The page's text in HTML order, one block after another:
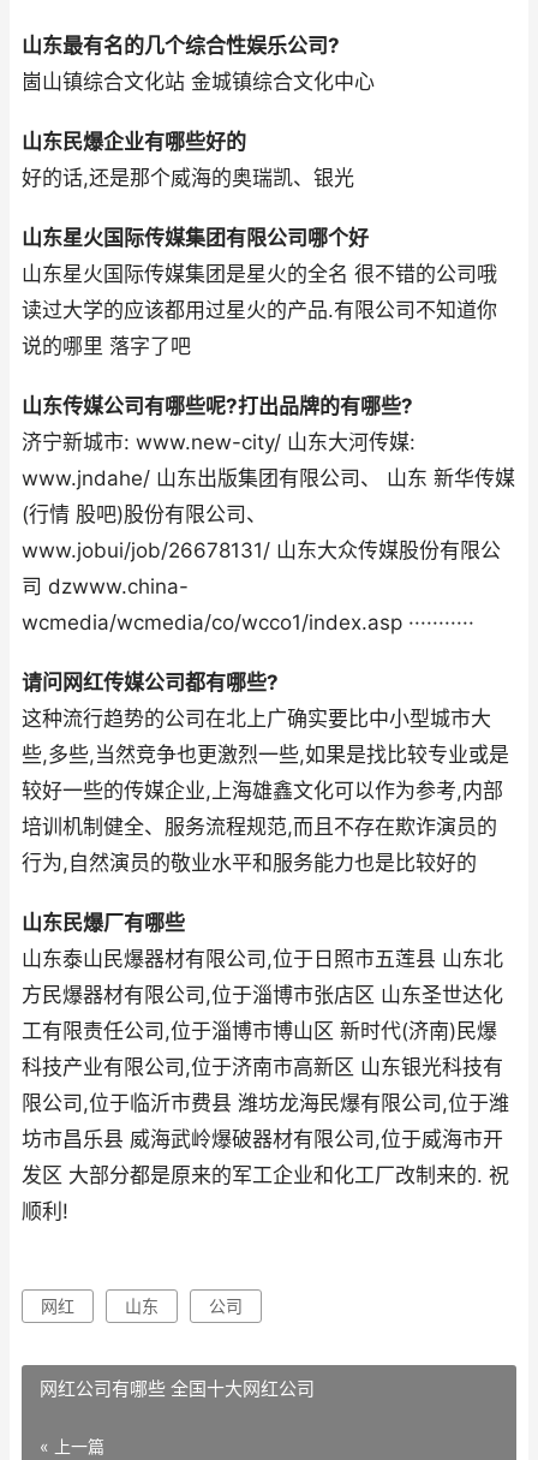
山东最有名的几个综合性娱乐公司?
崮山镇综合文化站 金城镇综合文化中心
山东民爆企业有哪些好的
好的话,还是那个威海的奥瑞凯、银光
山东星火国际传媒集团有限公司哪个好
山东星火国际传媒集团是星火的全名 很不错的公司哦
读过大学的应该都用过星火的产品.有限公司不知道你
说的哪里 落字了吧
山东传媒公司有哪些呢?打出品牌的有哪些?
济宁新城市: www.new-city/ 山东大河传媒:
www.jndahe/ 山东出版集团有限公司、 山东 新华传媒
(行情 股吧)股份有限公司、
www.jobui/job/26678131/ 山东大众传媒股份有限公
司 dzwww.china-
wcmedia/wcmedia/co/wcco1/index.asp ···········
请问网红传媒公司都有哪些?
这种流行趋势的公司在北上广确实要比中小型城市大
些,多些,当然竞争也更激烈一些,如果是找比较专业或是
较好一些的传媒企业,上海雄鑫文化可以作为参考,内部
培训机制健全、服务流程规范,而且不存在欺诈演员的
行为,自然演员的敬业水平和服务能力也是比较好的
山东民爆厂有哪些
山东泰山民爆器材有限公司,位于日照市五莲县 山东北
方民爆器材有限公司,位于淄博市张店区 山东圣世达化
工有限责任公司,位于淄博市博山区 新时代(济南)民爆
科技产业有限公司,位于济南市高新区 山东银光科技有
限公司,位于临沂市费县 潍坊龙海民爆有限公司,位于潍
坊市昌乐县 威海武岭爆破器材有限公司,位于威海市开
发区 大部分都是原来的军工企业和化工厂改制来的. 祝
顺利!
网红 山东 公司
网红公司有哪些 全国十大网红公司
« 上一篇